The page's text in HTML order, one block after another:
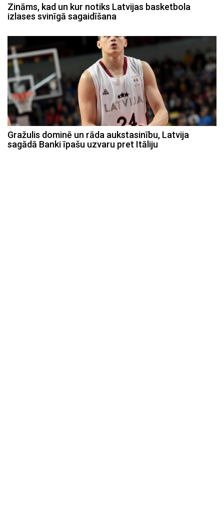
Zināms, kad un kur notiks Latvijas basketbola
izlases svinīgā sagaidīšana
Gražulis dominē un rāda aukstasinību, Latvija
sagādā Banki īpašu uzvaru pret Itāliju